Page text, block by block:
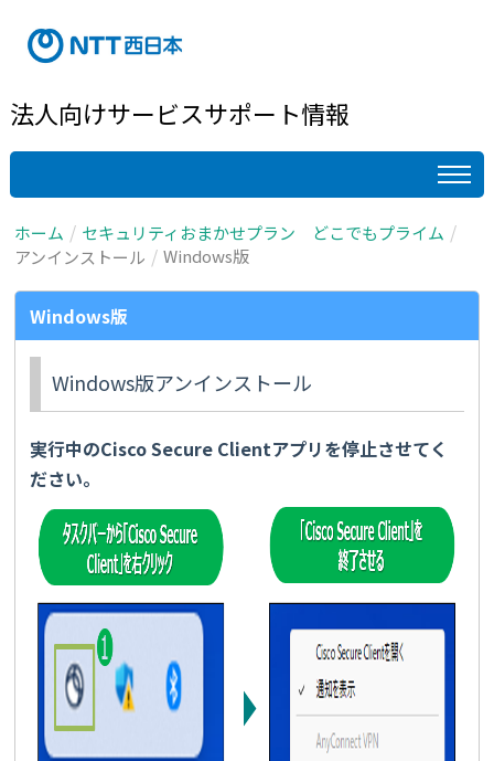
法人向けサービスサポート情報
ホーム
セキュリティおまかせプラン どこでもプライム
アンインストール
Windows版
Windows版
Windows版アンインストール
実行中のCisco Secure Clientアプリを停止させてく
ださい。